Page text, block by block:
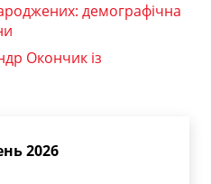
демографічна
Окончик із
2026